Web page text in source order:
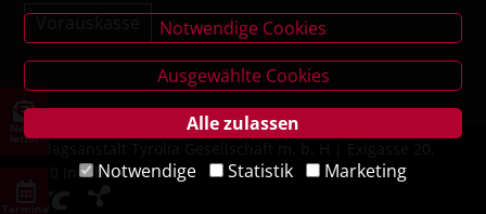
letter
6020 Innsbruck
Notwendige Cookies
Ausgewählte Cookies
Alle zulassen
Notwendige
Statistik Marketing